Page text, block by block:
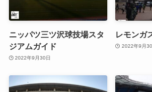
ニッパツ三ツ沢球技場スタ
ジアムガイド
2022年9月30日
レモンガ
2022年9月